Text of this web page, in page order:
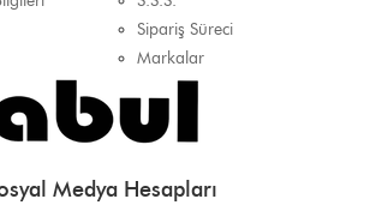
Sipariş Süreci
Markalar
Medya Hesapları